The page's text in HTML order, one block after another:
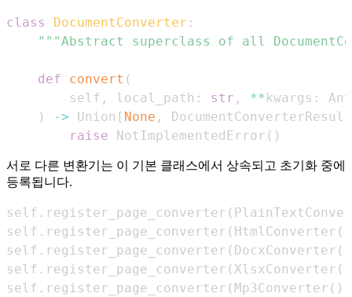
class DocumentConverter :
"""Abstract superclass of all
def convert (
        self
, local_path : str , ** kwargs :
)
-> Union [ None ,
DocumentConverterResult
raise NotImplementedError ( )
서로 다른 변환기는 이 기본 클래스에서 상속되고 초기화 중에
등록됩니다.
self . register_page_converter (
self . register_page_converter ( HtmlConverter (
self . register_page_converter ( DocxConverter (
self . register_page_converter (XlsxConverter (
self . register_page_converter ( Mp3Converter ( )